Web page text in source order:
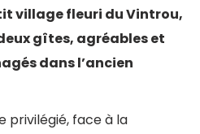
village fleuri du Vintrou,
gîtes, agréables et
dans l’ancien
privilégié, face à la